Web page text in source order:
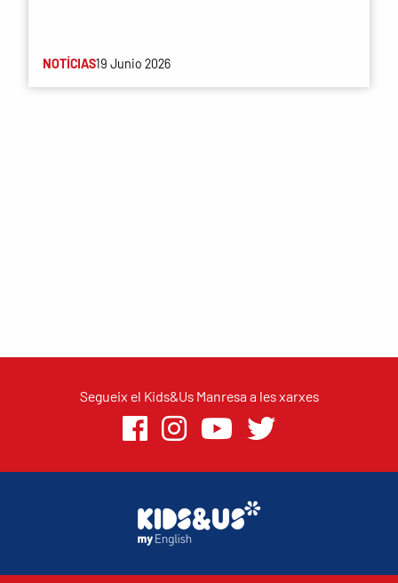
NOTÍCIAS19 Junio 2026
Segueix el Kids&Us Manresa a les xarxes